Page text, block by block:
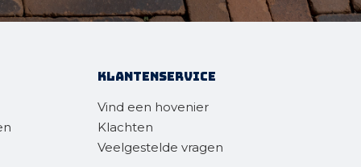
Klantenservice
Vind een hovenier
Klachten
Veelgestelde vragen